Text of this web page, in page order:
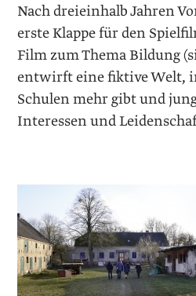
Nach dreieinhalb Jahren
erste Klappe für den
Film zum Thema Bildung
entwirft eine fiktive Welt,
Schulen mehr gibt und
Interessen und